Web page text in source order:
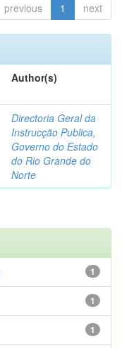
previous 1 next
Author(s)
Directoria Geral da
Instrucção Publica,
Governo do Estado
do Rio Grande do
Norte
1
1
1